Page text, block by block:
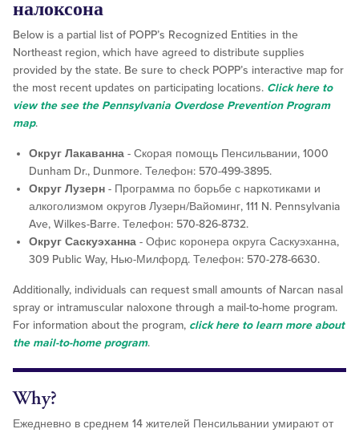
налоксона
Below is a partial list of POPP’s Recognized Entities in the
Northeast region, which have agreed to distribute supplies
provided by the state. Be sure to check POPP’s interactive map for
the most recent updates on participating locations. Click here to
view the see the Pennsylvania Overdose Prevention Program
map.
Округ Лакаванна - Скорая помощь Пенсильвании, 1000
Dunham Dr., Dunmore. Телефон: 570-499-3895.
Округ Лузерн - Программа по борьбе с наркотиками и
алкоголизмом округов Лузерн/Вайоминг, 111 N. Pennsylvania
Ave, Wilkes-Barre. Телефон: 570-826-8732.
Округ Саскуэханна - Офис коронера округа Саскуэханна,
309 Public Way, Нью-Милфорд. Телефон: 570-278-6630.
Additionally, individuals can request small amounts of Narcan nasal
spray or intramuscular naloxone through a mail-to-home program.
For information about the program, click here to learn more about
the mail-to-home program.
Why?
Ежедневно в среднем 14 жителей Пенсильвании умирают от